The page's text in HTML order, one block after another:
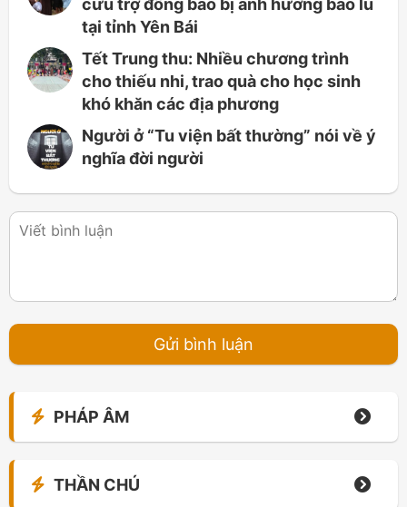
tại tỉnh Yên Bái
Tết Trung thu: Nhiều chương trình
cho thiếu nhi, trao quà cho học sinh
khó khăn các địa phương
Người ở “Tu viện bất thường” nói về ý
nghĩa đời người
PHÁP ÂM
THẦN CHÚ